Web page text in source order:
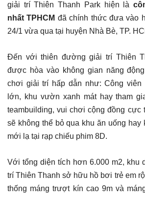
giải trí Thiên Thanh Park hiện là
nhất TPHCM đã chính thức đưa vào
24/1 vừa qua tại huyện Nhà Bè, TP.
Đến với thiên đường giải trí Thiên
được hòa vào không gian năng
chơi giải trí hấp dẫn như: Công
lớn, khu vườn xanh mát hay tham
teambuilding, vui chơi cộng đồng cực
sẽ không thể bỏ qua khu ăn uống hay
mới lạ tại rạp chiếu phim 8D.
Với tổng diện tích hơn 6.000 m2, khu
trí Thiên Thanh sở hữu hồ bơi trẻ em
thống máng trượt kín cao 9m và